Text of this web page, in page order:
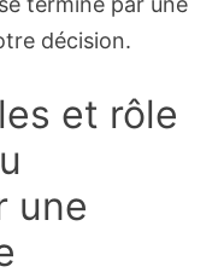
décision.
et rôle
une